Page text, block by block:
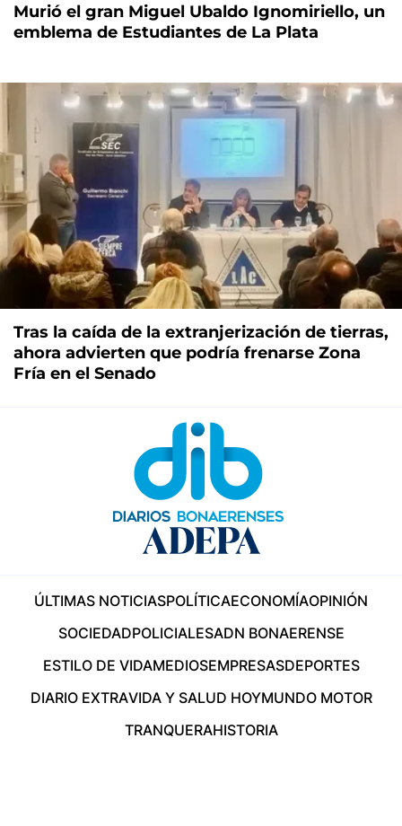
Murió el gran Miguel Ubaldo Ignomiriello, un
emblema de Estudiantes de La Plata
Tras la caída de la extranjerización de tierras,
ahora advierten que podría frenarse Zona
Fría en el Senado
ÚLTIMAS NOTICIASPOLÍTICAECONOMÍAOPINIÓN
SOCIEDADPOLICIALESADN BONAERENSE
ESTILO DE VIDAMEDIOSEMPRESASDEPORTES
DIARIO EXTRAVIDA Y SALUD HOYMUNDO MOTOR
TRANQUERAHISTORIA